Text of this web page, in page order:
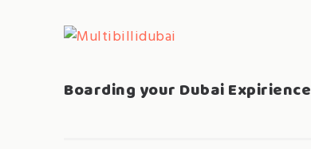
MULTIBILLIDUBAI
Boarding your Dubai Expirience